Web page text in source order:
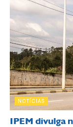
NOTÍCIAS
IPEM divulga